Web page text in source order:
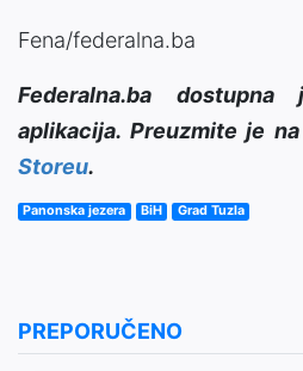
Fena/federalna.ba
Federalna.ba
aplikacija. Preuzmite je na
Storeu.
Panonska jezera BiH Grad Tuzla
PREPORUČENO